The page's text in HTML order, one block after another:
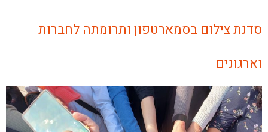
סדנת צילום בסמארטפון ותרומתה לחברות
וארגונים